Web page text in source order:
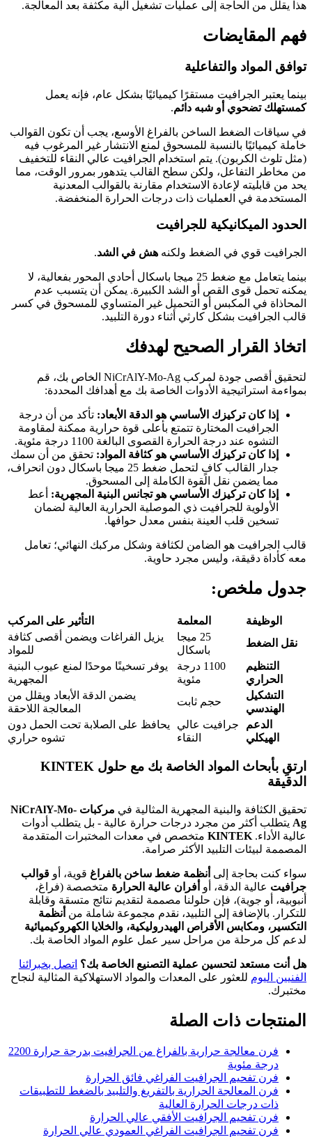
هذا يقلل من الحاجة إلى عمليات تشغيل آلية مكثفة بعد المعالجة.
فهم المقايضات
توافق المواد والتفاعلية
بينما يعتبر الجرافيت مستقرًا كيميائيًا بشكل عام، فإنه يعمل
كمستهلك تضحوي أو شبه دائم.
في سياقات الضغط الساخن بالفراغ الأوسع، يجب أن تكون القوالب
خاملة كيميائيًا بالنسبة للمسحوق لمنع الانتشار غير المرغوب فيه
(مثل تلوث الكربون). يتم استخدام الجرافيت عالي النقاء للتخفيف
من مخاطر التفاعل، ولكن سطح القالب يتدهور بمرور الوقت، مما
يحد من قابليته لإعادة الاستخدام مقارنة بالقوالب المعدنية
المستخدمة في العمليات ذات درجات الحرارة المنخفضة.
الحدود الميكانيكية للجرافيت
الجرافيت قوي في الضغط ولكنه هش في الشد.
بينما يتعامل مع ضغط 25 ميجا باسكال أحادي المحور بفعالية، لا
يمكنه تحمل قوى القص أو الشد الكبيرة. يمكن أن يتسبب عدم
المحاذاة في المكبس أو التحميل غير المتساوي للمسحوق في كسر
قالب الجرافيت بشكل كارثي أثناء دورة التلبيد.
اتخاذ القرار الصحيح لهدفك
لتحقيق أقصى جودة لمركب NiCrAlY-Mo-Ag الخاص بك، قم
بمواءمة استراتيجية الأدوات الخاصة بك مع أهدافك المحددة:
إذا كان تركيزك الأساسي هو الدقة الأبعاد: تأكد من أن درجة
الجرافيت المختارة تتمتع بأعلى قوة حرارية ممكنة لمقاومة
التشوه عند درجة الحرارة القصوى البالغة 1100 درجة مئوية.
إذا كان تركيزك الأساسي هو كثافة المواد: تحقق من أن سمك
جدار القالب كافٍ لتحمل ضغط 25 ميجا باسكال دون انحراف،
مما يضمن نقل القوة الكاملة إلى المسحوق.
إذا كان تركيزك الأساسي هو تجانس البنية المجهرية: أعط
الأولوية للجرافيت ذي الموصلية الحرارية العالية لضمان
تسخين قلب العينة بنفس معدل حوافها.
قالب الجرافيت هو الضامن لكثافة وشكل مركبك النهائي؛ تعامل
معه كأداة دقيقة، وليس مجرد حاوية.
جدول ملخص:
الوظيفة المعلمة
التأثير على المركب
نقل الضغط
25 ميجا
باسكال
يزيل الفراغات ويضمن أقصى كثافة
للمواد
التنظيم
الحراري
1100 درجة
مئوية
يوفر تسخينًا موحدًا لمنع عيوب البنية
المجهرية
التشكيل
الهندسي
حجم ثابت
يضمن الدقة الأبعاد ويقلل من
المعالجة اللاحقة
الدعم
الهيكلي
جرافيت عالي
النقاء
يحافظ على الصلابة تحت الحمل دون
تشوه حراري
ارتقِ بأبحاث المواد الخاصة بك مع حلول KINTEK
الدقيقة
تحقيق الكثافة والبنية المجهرية المثالية في
مركبات NiCrAlY-Mo-
Ag يتطلب أكثر من مجرد درجات حرارة عالية - بل يتطلب أدوات
عالية الأداء. KINTEK متخصص في معدات المختبرات المتقدمة
المصممة لبيئات التلبيد الأكثر صرامة.
سواء كنت بحاجة إلى أنظمة ضغط ساخن بالفراغ قوية، أو قوالب
جرافيت عالية الدقة، أو أفران عالية الحرارة متخصصة (فراغ،
أنبوبية، أو جوية)، فإن حلولنا مصممة لتقديم نتائج متسقة وقابلة
للتكرار. بالإضافة إلى التلبيد، نقدم مجموعة شاملة من أنظمة
التكسير، ومكابس الأقراص الهيدروليكية، والخلايا الكهروكيميائية
لدعم كل مرحلة من مراحل سير عمل علوم المواد الخاصة بك.
هل أنت مستعد لتحسين عملية التصنيع الخاصة بك؟ اتصل بخبرائنا
الفنيين اليوم للعثور على المعدات والمواد الاستهلاكية المثالية لنجاح
مختبرك.
المنتجات ذات الصلة
فرن معالجة حرارية بالفراغ من الجرافيت بدرجة حرارة 2200
درجة مئوية
فرن تفحيم الجرافيت الفراغي فائق الحرارة
فرن المعالجة الحرارية بالتفريغ والتلبيد بالضغط للتطبيقات
ذات درجات الحرارة العالية
فرن تفحيم الجرافيت الأفقي عالي الحرارة
فرن تفحيم الجرافيت الفراغي العمودي عالي الحرارة